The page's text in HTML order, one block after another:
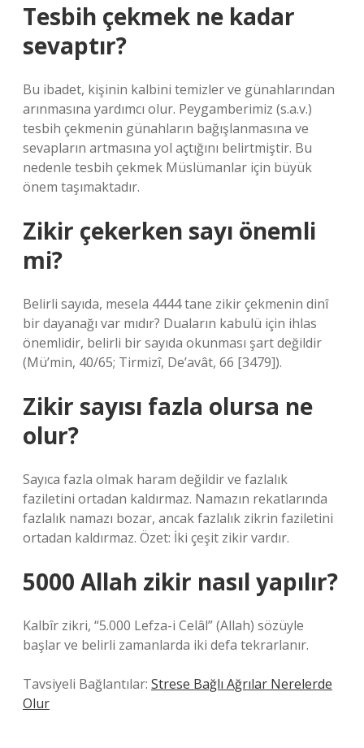
Tesbih çekmek ne kadar
sevaptır?
Bu ibadet, kişinin kalbini temizler ve günahlarından
arınmasına yardımcı olur. Peygamberimiz (s.a.v.)
tesbih çekmenin günahların bağışlanmasına ve
sevapların artmasına yol açtığını belirtmiştir. Bu
nedenle tesbih çekmek Müslümanlar için büyük
önem taşımaktadır.
Zikir çekerken sayı önemli
mi?
Belirli sayıda, mesela 4444 tane zikir çekmenin dinî
bir dayanağı var mıdır? Duaların kabulü için ihlas
önemlidir, belirli bir sayıda okunması şart değildir
(Mü’min, 40/65; Tirmizî, De’avât, 66 [3479]).
Zikir sayısı fazla olursa ne
olur?
Sayıca fazla olmak haram değildir ve fazlalık
faziletini ortadan kaldırmaz. Namazın rekatlarında
fazlalık namazı bozar, ancak fazlalık zikrin faziletini
ortadan kaldırmaz. Özet: İki çeşit zikir vardır.
5000 Allah zikir nasıl yapılır?
Kalbîr zikri, “5.000 Lefza-i Celâl” (Allah) sözüyle
başlar ve belirli zamanlarda iki defa tekrarlanır.
Tavsiyeli Bağlantılar: Strese Bağlı Ağrılar Nerelerde
Olur